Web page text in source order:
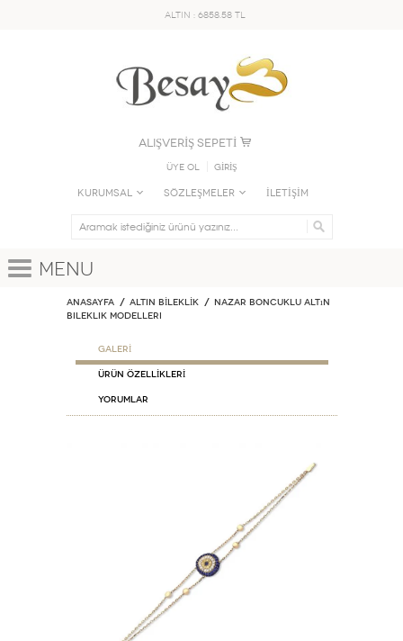
ALTIN : 6858.58 TL
ALIŞVERİŞ SEPETİ
Üye Ol GİRİŞ
KURUMSAL SÖZLEŞMELER İLETİŞİM
Menu
Anasayfa ALTIN BİLEKLİK
Nazar Boncuklu Altın
Bileklik Modelleri
GALERİ
ÜRÜN ÖZELLİKLERİ
Yorumlar